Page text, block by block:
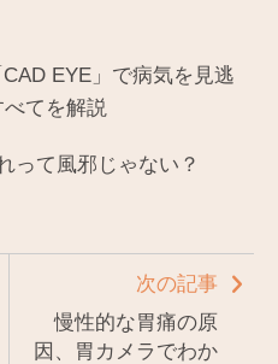
EYE」で病気を見逃
てを解説
って風邪じゃない？
次の記事
慢性的な胃痛の原
因、胃カメラでわか